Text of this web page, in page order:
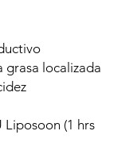
grasa localizada
Liposoon (1 hrs